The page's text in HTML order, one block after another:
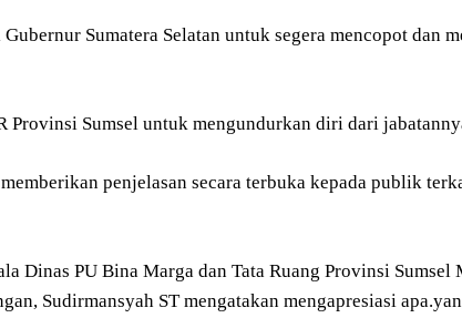
Sumatera Selatan untuk segera mencopot dan
Provinsi Sumsel untuk mengundurkan diri dari
penjelasan secara terbuka kepada publik
Dinas PU Bina Marga dan Tata Ruang Provinsi
Sudirmansyah ST mengatakan mengapresiasi